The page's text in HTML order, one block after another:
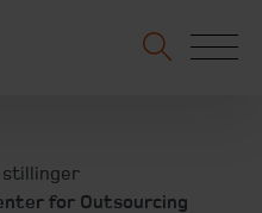
stillinger
for Outsourcing